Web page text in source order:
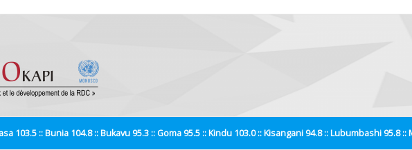
103.5 :: Bunia 104.8 :: Bukavu 95.3 :: Goma 95.5 :: Kindu 103.0 :: Kisangani 94.8 :: Lubumbashi 95.8